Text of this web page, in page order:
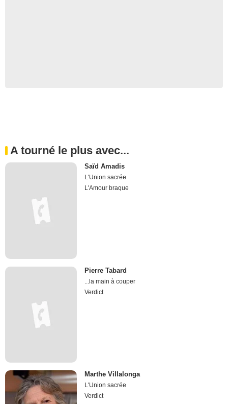
A tourné le plus avec...
Saïd Amadis
L'Union sacrée
L'Amour braque
Pierre Tabard
...la main à couper
Verdict
Marthe Villalonga
L'Union sacrée
Verdict